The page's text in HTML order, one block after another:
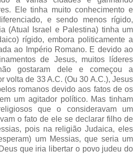
Ele tinha muito conhecimento e
e sendo menos rígido,
(Atual Israel e Palestina) tinha um
rígido, embora politicamente a
ao Império Romano. E devido ao
de Jesus, muitos líderes
gostaram dele e começou a
volta de 33 A.C. (Ou 30 A.C.), Jesus
romanos devido aos fatos de os
um agitador político. Mas tinham
que o consideravam um
o fato de ele se declarar filho de
pois na religião Judaica, eles
um Messias, que seria um
que iria libertar o povo judeu do